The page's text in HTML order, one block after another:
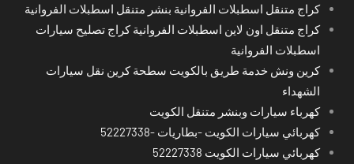
كراج متنقل اسطبلات الفروانية بنشر متنقل اسطبلات الفروانية
كراج متنقل اون لاين اسطبلات الفروانية كراج تصليح سيارات
اسطبلات الفروانية
كرين ونش خدمة طريق بالكويت سطحة كرين نقل سيارات
الشهداء
كهرباء سيارات وبنشر متنقل الكويت
كهربائي سيارات الكويت -بطاريات -52227338
كهربائي سيارات الكويت 52227338